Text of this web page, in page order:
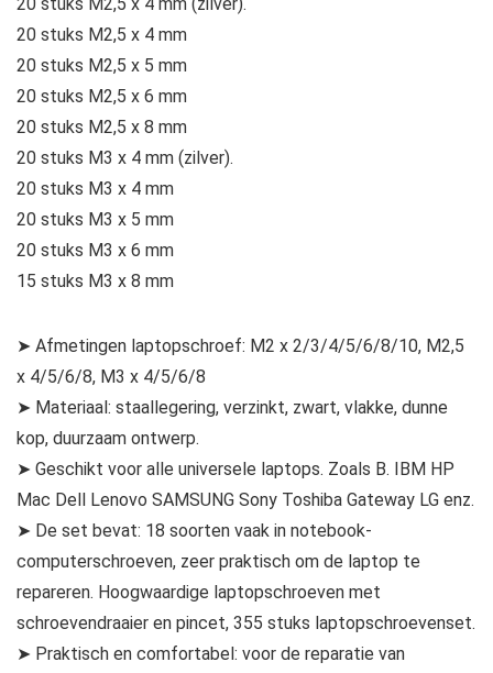
20 stuks M2,5 x 4 mm
20 stuks M2,5 x 5 mm
20 stuks M2,5 x 6 mm
20 stuks M2,5 x 8 mm
20 stuks M3 x 4 mm (zilver).
20 stuks M3 x 4 mm
20 stuks M3 x 5 mm
20 stuks M3 x 6 mm
15 stuks M3 x 8 mm
➤ Afmetingen laptopschroef: M2 x 2/3/4/5/6/8/10, M2,5
x 4/5/6/8, M3 x 4/5/6/8
➤ Materiaal: staallegering, verzinkt, zwart, vlakke, dunne
kop, duurzaam ontwerp.
➤ Geschikt voor alle universele laptops. Zoals B. IBM HP
Mac Dell Lenovo SAMSUNG Sony Toshiba Gateway LG enz.
➤ De set bevat: 18 soorten vaak in notebook-
computerschroeven, zeer praktisch om de laptop te
repareren. Hoogwaardige laptopschroeven met
schroevendraaier en pincet, 355 stuks laptopschroevenset.
➤ Praktisch en comfortabel: voor de reparatie van